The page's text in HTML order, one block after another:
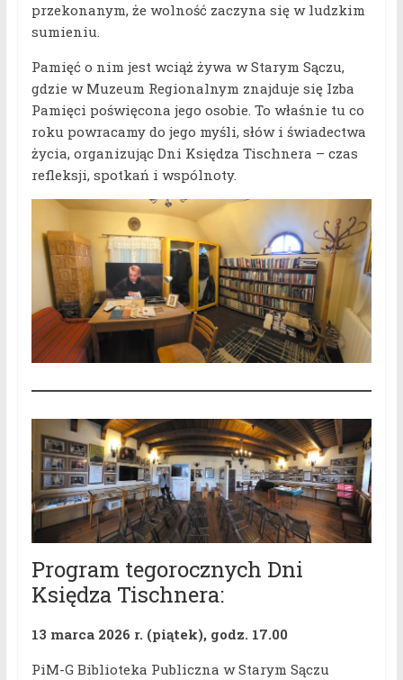
przekonanym, że wolność zaczyna się w ludzkim
sumieniu.
Pamięć o nim jest wciąż żywa w Starym Sączu,
gdzie w Muzeum Regionalnym znajduje się Izba
Pamięci poświęcona jego osobie. To właśnie tu co
roku powracamy do jego myśli, słów i świadectwa
życia, organizując Dni Księdza Tischnera – czas
refleksji, spotkań i wspólnoty.
Program tegorocznych Dni
Księdza Tischnera:
13 marca 2026 r. (piątek), godz. 17.00
PiM-G Biblioteka Publiczna w Starym Sączu